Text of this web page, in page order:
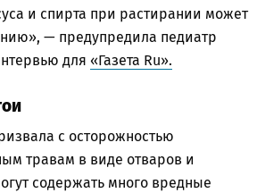
и спирта при растирании может
— предупредила педиатр
для «Газета Ru».
с осторожностью
травам в виде отваров и
содержать много вредные